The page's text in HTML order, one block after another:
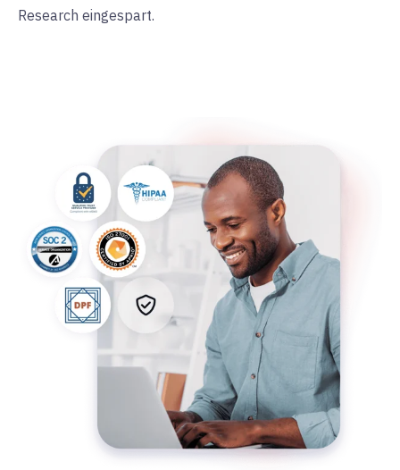
Research eingespart.